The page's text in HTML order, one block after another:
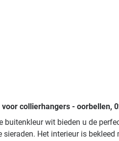
collierhangers - oorbellen,
buitenkleur wit bieden u de
Het interieur is